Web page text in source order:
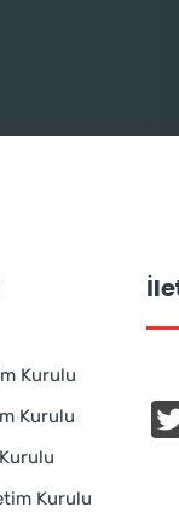
Kurulu
Kurulu
Kurulu